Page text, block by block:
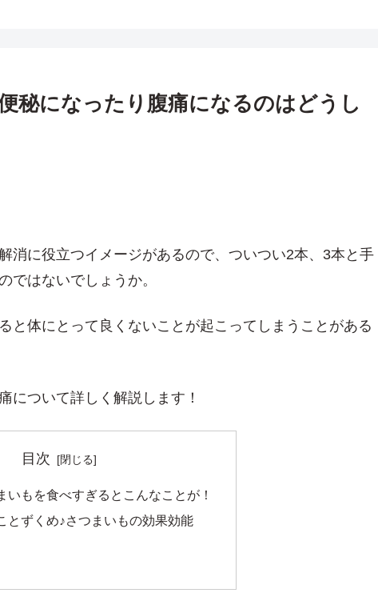
秘になったり腹痛になるのはどうし
消に役立つイメージがあるので、ついつい2本、3本と手
はないでしょうか。
と体にとって良くないことが起こってしまうことがある
について詳しく解説します！
目次
いもを食べすぎるとこんなことが！
とずくめ♪さつまいもの効果効能